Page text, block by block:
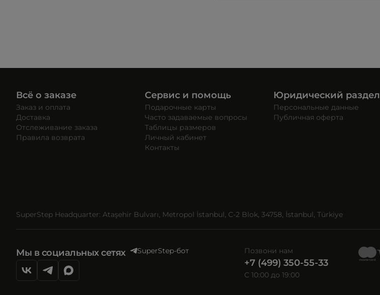
Всё о заказе
Заказ и оплата
Доставка
Отслеживание заказа
Правила возврата
Сервис и помощь
Подарочные карты
Часто задаваемые вопросы
Таблицы размеров
Личный кабинет
Контакты
Юридический раздел
Персональные данные
Публичная оферта
SuperStep Headquarter: Ataşehir Bulvarı, Metropol İstanbul, C-2 Blok, 34758, İstanbul, Türkiye
Мы в социальных сетях SuperStep-бот Позвони нам
+7 (499) 350-55-33
C 10:00 до 19:00